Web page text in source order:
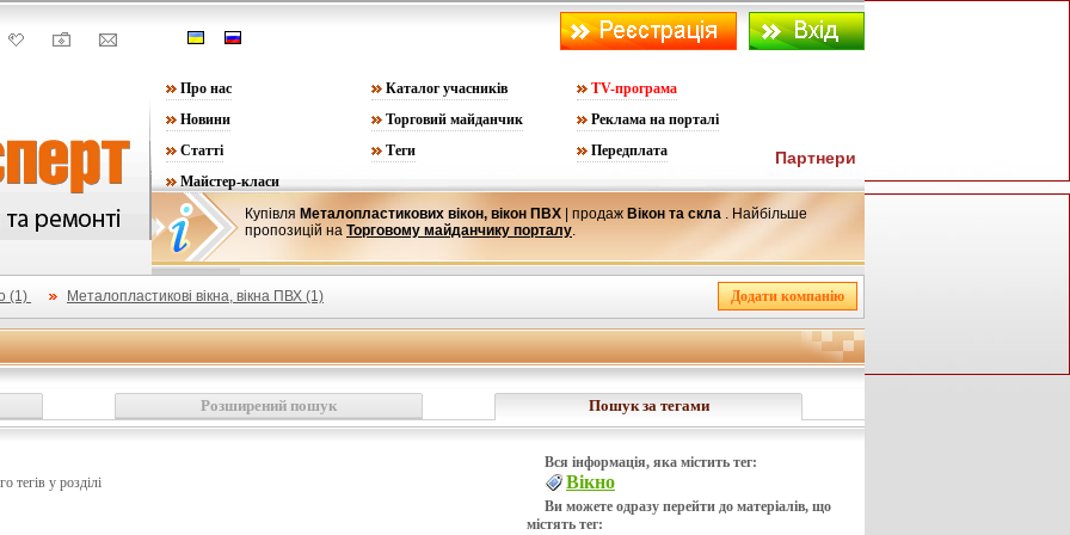
Про нас Каталог учасників
TV-програма
Новини
Торговий майданчик
Реклама на порталі
Статті
Теги
Передплата
Майстер-класи
Партнери
Купівля Металопластикових вікон, вікон ПВХ | продаж Вікон та скла . Найбільше
пропозицій на Торговому майданчику порталу.
(1) Металопластикові вікна, вікна ПВХ (1)
Розширений пошук Пошук за тегами
тегів у розділі
Вся інформація, яка містить тег:
Вікно
Ви можете одразу перейти до матеріалів, що
містять тег: